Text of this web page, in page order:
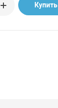
Купить